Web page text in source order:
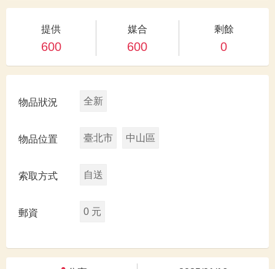
提供
600
媒合
600
剩餘
0
物品狀況 全新
物品位置 臺北市 中山區
索取方式 自送
郵資 0 元